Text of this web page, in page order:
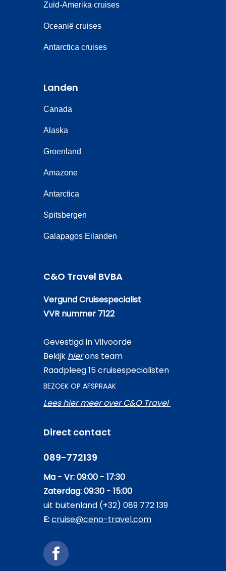
Zuid-Amerika cruises
Oceanië cruises
Antarctica cruises
Landen
Canada
Alaska
Groenland
Amazone
Antarctica
Spitsbergen
Galapagos Eilanden
C&O Travel BVBA
Vergund Cruisespecialist
VVR nummer 7122
Gevestigd in Vilvoorde
Bekijk hierons team
Raadpleeg 15 cruisespecialisten
BEZOEK OP AFSPRAAK
Lees hier meer over C&O Travel
Direct contact
089-772139
Ma - Vr: 09:00 - 17:30
Zaterdag: 09:30 - 15:00
uit buitenland (+32) 089 772 139
E:cruise@ceno-travel.com